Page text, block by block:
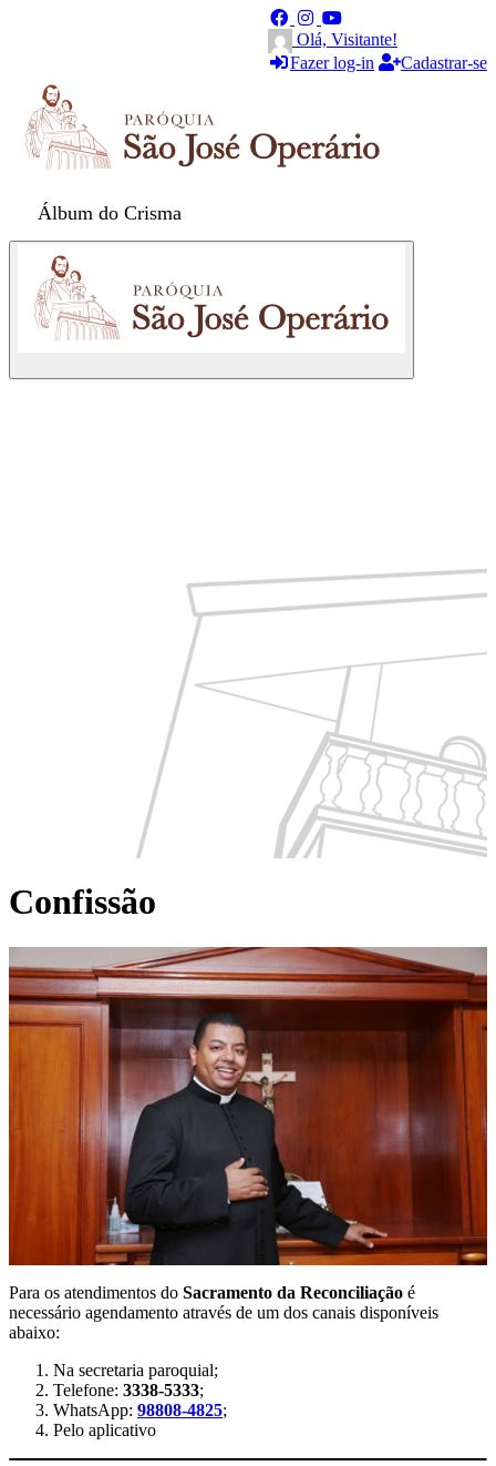
Olá, Visitante!
Fazer log-in
Cadastrar-se
Álbum do Crisma
Confissão
Para os atendimentos do Sacramento da Reconciliação é
necessário agendamento através de um dos canais disponíveis
abaixo:
Na secretaria paroquial;
Telefone: 3338-5333;
WhatsApp: 98808-4825;
Pelo aplicativo